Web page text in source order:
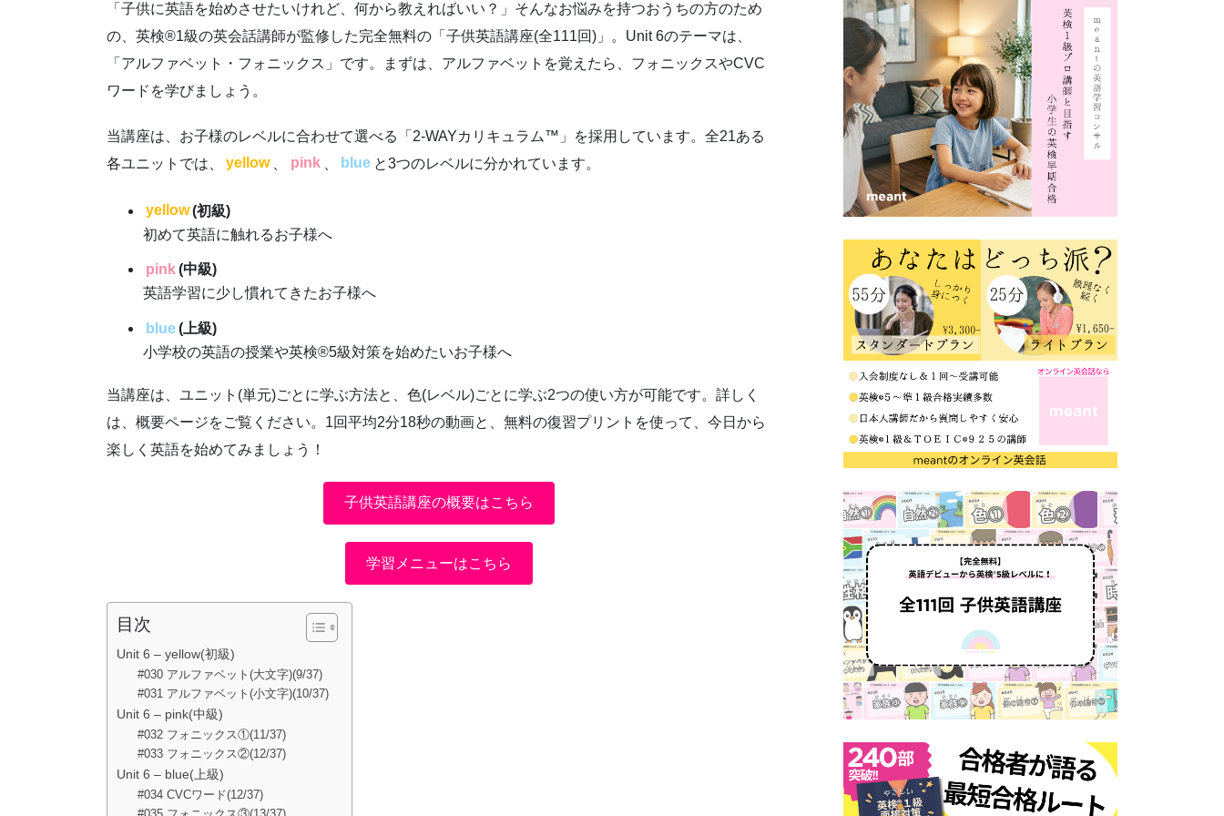
「子供に英語を始めさせたいけれど、何から教えればいい？」そんなお悩みを持つおうちの方のため
の、英検®1級の英会話講師が監修した完全無料の「子供英語講座(全111回)」。Unit 6のテーマは、
「アルファベット・フォニックス」です。まずは、アルファベットを覚えたら、フォニックスやCVC
ワードを学びましょう。
当講座は、お子様のレベルに合わせて選べる「2-WAYカリキュラム™」を採用しています。全21ある
各ユニットでは、
yellow pink blue と3つのレベルに分かれています。
yellow(初級)
初めて英語に触れるお子様へ
pink(中級)
英語学習に少し慣れてきたお子様へ
blue( 上級)
小学校の英語の授業や英検®5級対策を始めたいお子様へ
当講座は、ユニット(単元)ごとに学ぶ方法と、色(レベル)ごとに学ぶ2つの使い方が可能です。詳しく
は、概要ページをご覧ください。1回平均2分18秒の動画と、無料の復習プリントを使って、今日から
楽しく英語を始めてみましょう！
子供英語講座の概要はこちら
学習メニューはこちら
目次
Unit 6 – yellow(初級)
#030 アルファベット(大文字)(9/37)
#031 アルファベット(小文字)(10/37)
Unit 6 – pink(中級)
#032 フォニックス①(11/37)
#033 フォニックス②(12/37)
Unit 6 – blue(上級)
#034 CVCワード(12/37)